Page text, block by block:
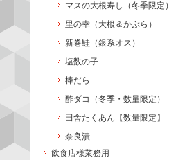
マスの大根寿し（冬季限定）
里の幸（大根＆かぶら）
新巻鮭（銀系オス）
塩数の子
棒だら
酢ダコ（冬季・数量限定）
田舎たくあん【数量限定】
奈良漬
飲食店様業務用